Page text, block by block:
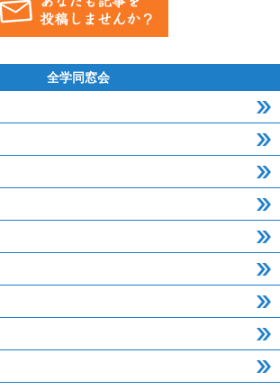
全学同窓会